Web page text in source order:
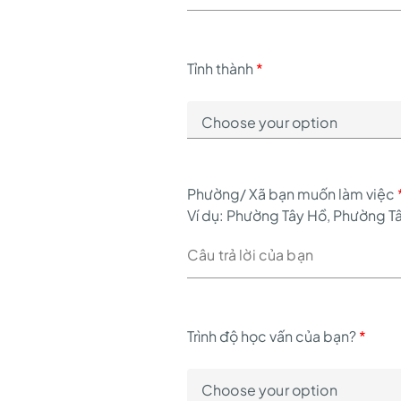
Tỉnh thành *
Phường/ Xã bạn muốn làm việc
Ví dụ: Phường Tây Hồ, Phường
Trình độ học vấn của bạn?*